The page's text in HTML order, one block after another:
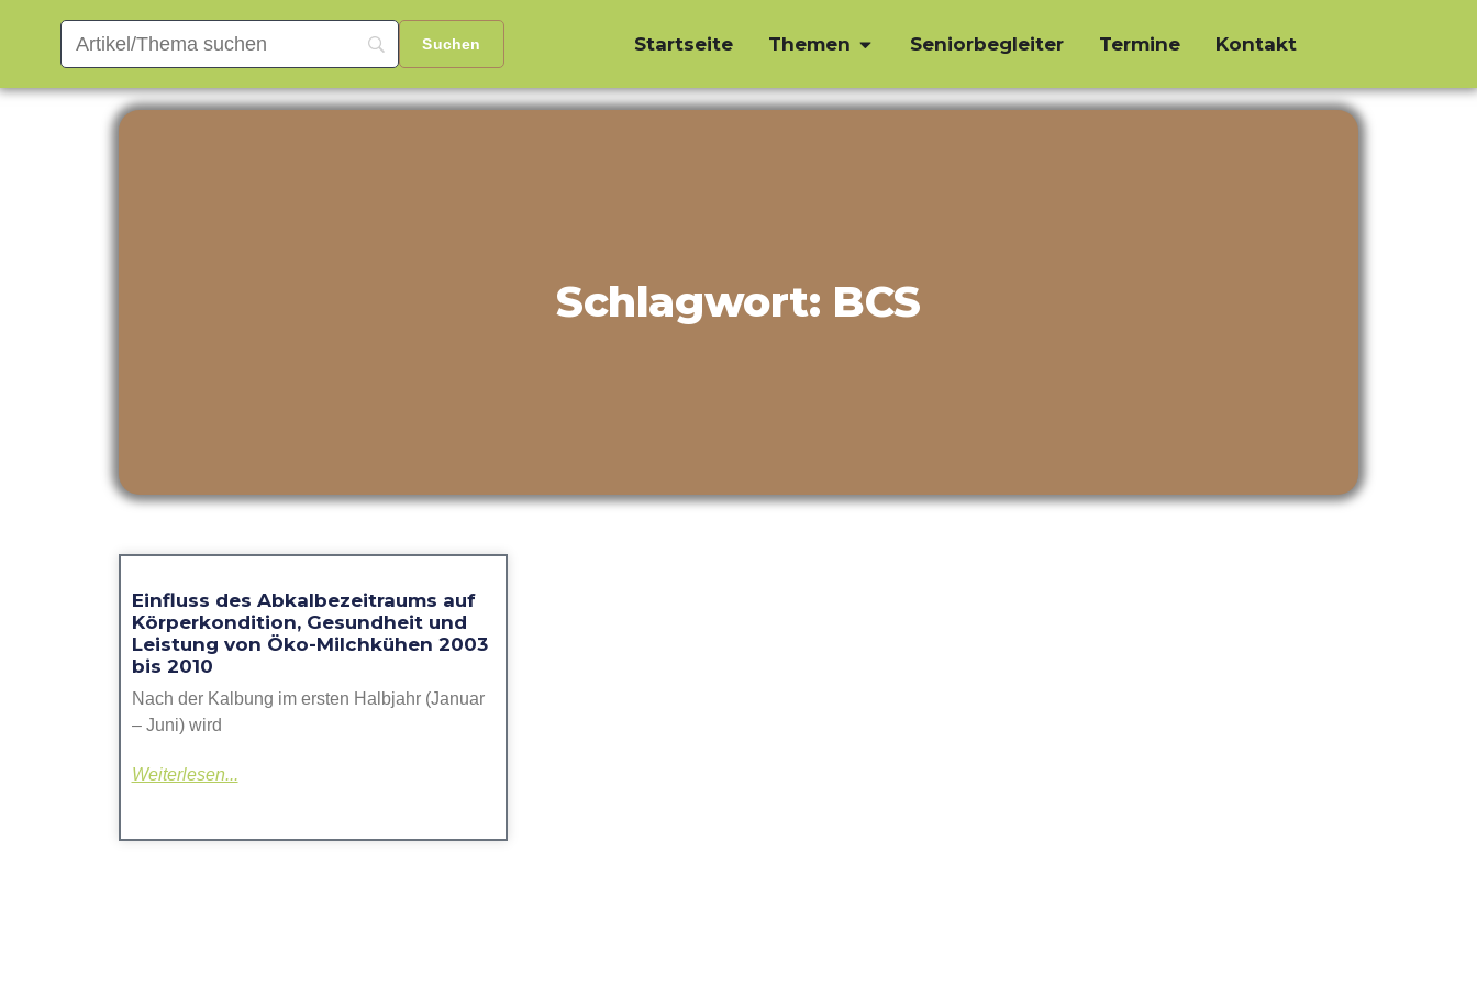
Startseite Themen Seniorbegleiter Termine Kontakt
Schlagwort: BCS
Einfluss des Abkalbezeitraums auf
Körperkondition, Gesundheit und
Leistung von Öko-Milchkühen 2003
bis 2010
Nach der Kalbung im ersten Halbjahr (Januar
– Juni) wird
Weiterlesen...